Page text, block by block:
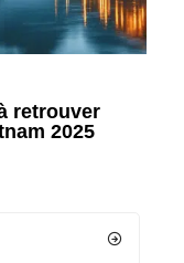
retrouver
2025